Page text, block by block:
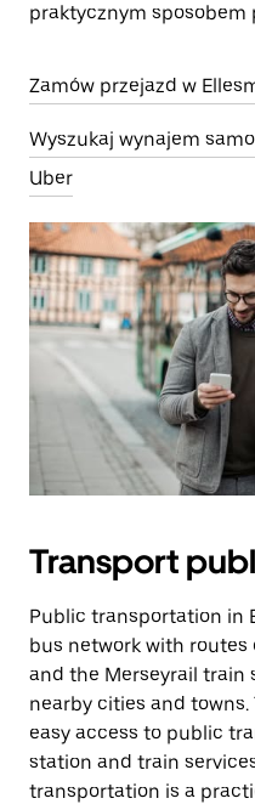
praktycznym sposobem
Zamów przejazd w
Wyszukaj wynajem
Uber
Transport
Public transportation in
bus network with
and the Merseyrail train
nearby cities and
easy access to public
station and train
transportation is a